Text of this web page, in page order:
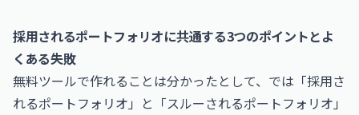
採用されるポートフォリオに共通する3つのポイントとよ
くある失敗
無料ツールで作れることは分かったとして、では「採用さ
れるポートフォリオ」と「スルーされるポートフォリオ」